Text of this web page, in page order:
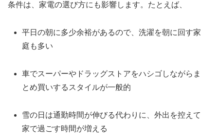
条件は、家電の選び方にも影響します。たとえば、
平日の朝に多少余裕があるので、洗濯を朝に回す家
庭も多い
車でスーパーやドラッグストアをハシゴしながらま
とめ買いするスタイルが一般的
雪の日は通勤時間が伸びる代わりに、外出を控えて
家で過ごす時間が増える